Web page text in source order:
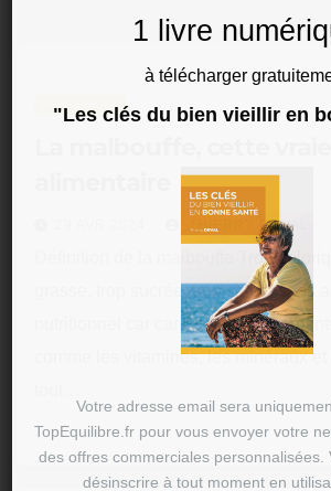
THIERRY DUVAL
Définition de la malbouffe Trop
grasse, trop sucrée, trop salée, sans
nutritionnel car carencée en
comme les vitamines, les minéraux et
1 livre
à télécharger
"Les clés du bien vieillir en
Votre adresse email sera
TopEquilibre.fr pour vous envoyer votre
des offres commerciales personnalisées.
désinscrire à tout moment en